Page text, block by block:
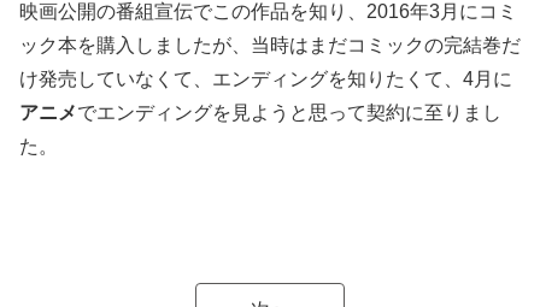
映画公開の番組宣伝でこの作品を知り、2016年3月にコミ
ック本を購入しましたが、当時はまだコミックの完結巻だ
け発売していなくて、エンディングを知りたくて、4月に
アニメでエンディングを見ようと思って契約に至りまし
た。